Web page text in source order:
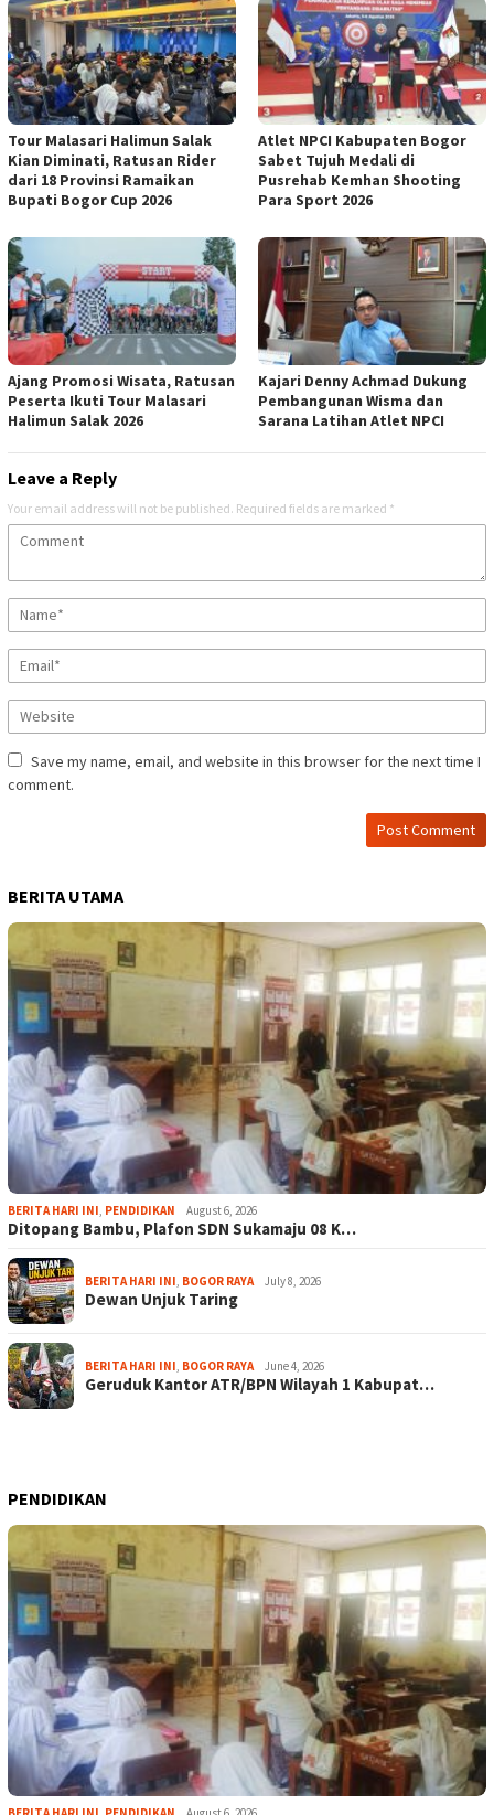
Tour Malasari Halimun Salak
Kian Diminati, Ratusan Rider
dari 18 Provinsi Ramaikan
Bupati Bogor Cup 2026
Atlet NPCI Kabupaten Bogor
Sabet Tujuh Medali di
Pusrehab Kemhan Shooting
Para Sport 2026
Ajang Promosi Wisata, Ratusan
Peserta Ikuti Tour Malasari
Halimun Salak 2026
Kajari Denny Achmad Dukung
Pembangunan Wisma dan
Sarana Latihan Atlet NPCI
Leave a Reply
Your email address will not be published. Required fields are marked *
Save my name, email, and website in this browser for the next time I
comment.
BERITA UTAMA
BERITA HARI INI PENDIDIKAN August 6, 2026
Ditopang Bambu, Plafon SDN Sukamaju 08 K…
BERITA HARI INI BOGOR RAYA July 8, 2026
Dewan Unjuk Taring
BERITA HARI INI BOGOR RAYA June 4, 2026
Geruduk Kantor ATR/BPN Wilayah 1 Kabupat…
PENDIDIKAN